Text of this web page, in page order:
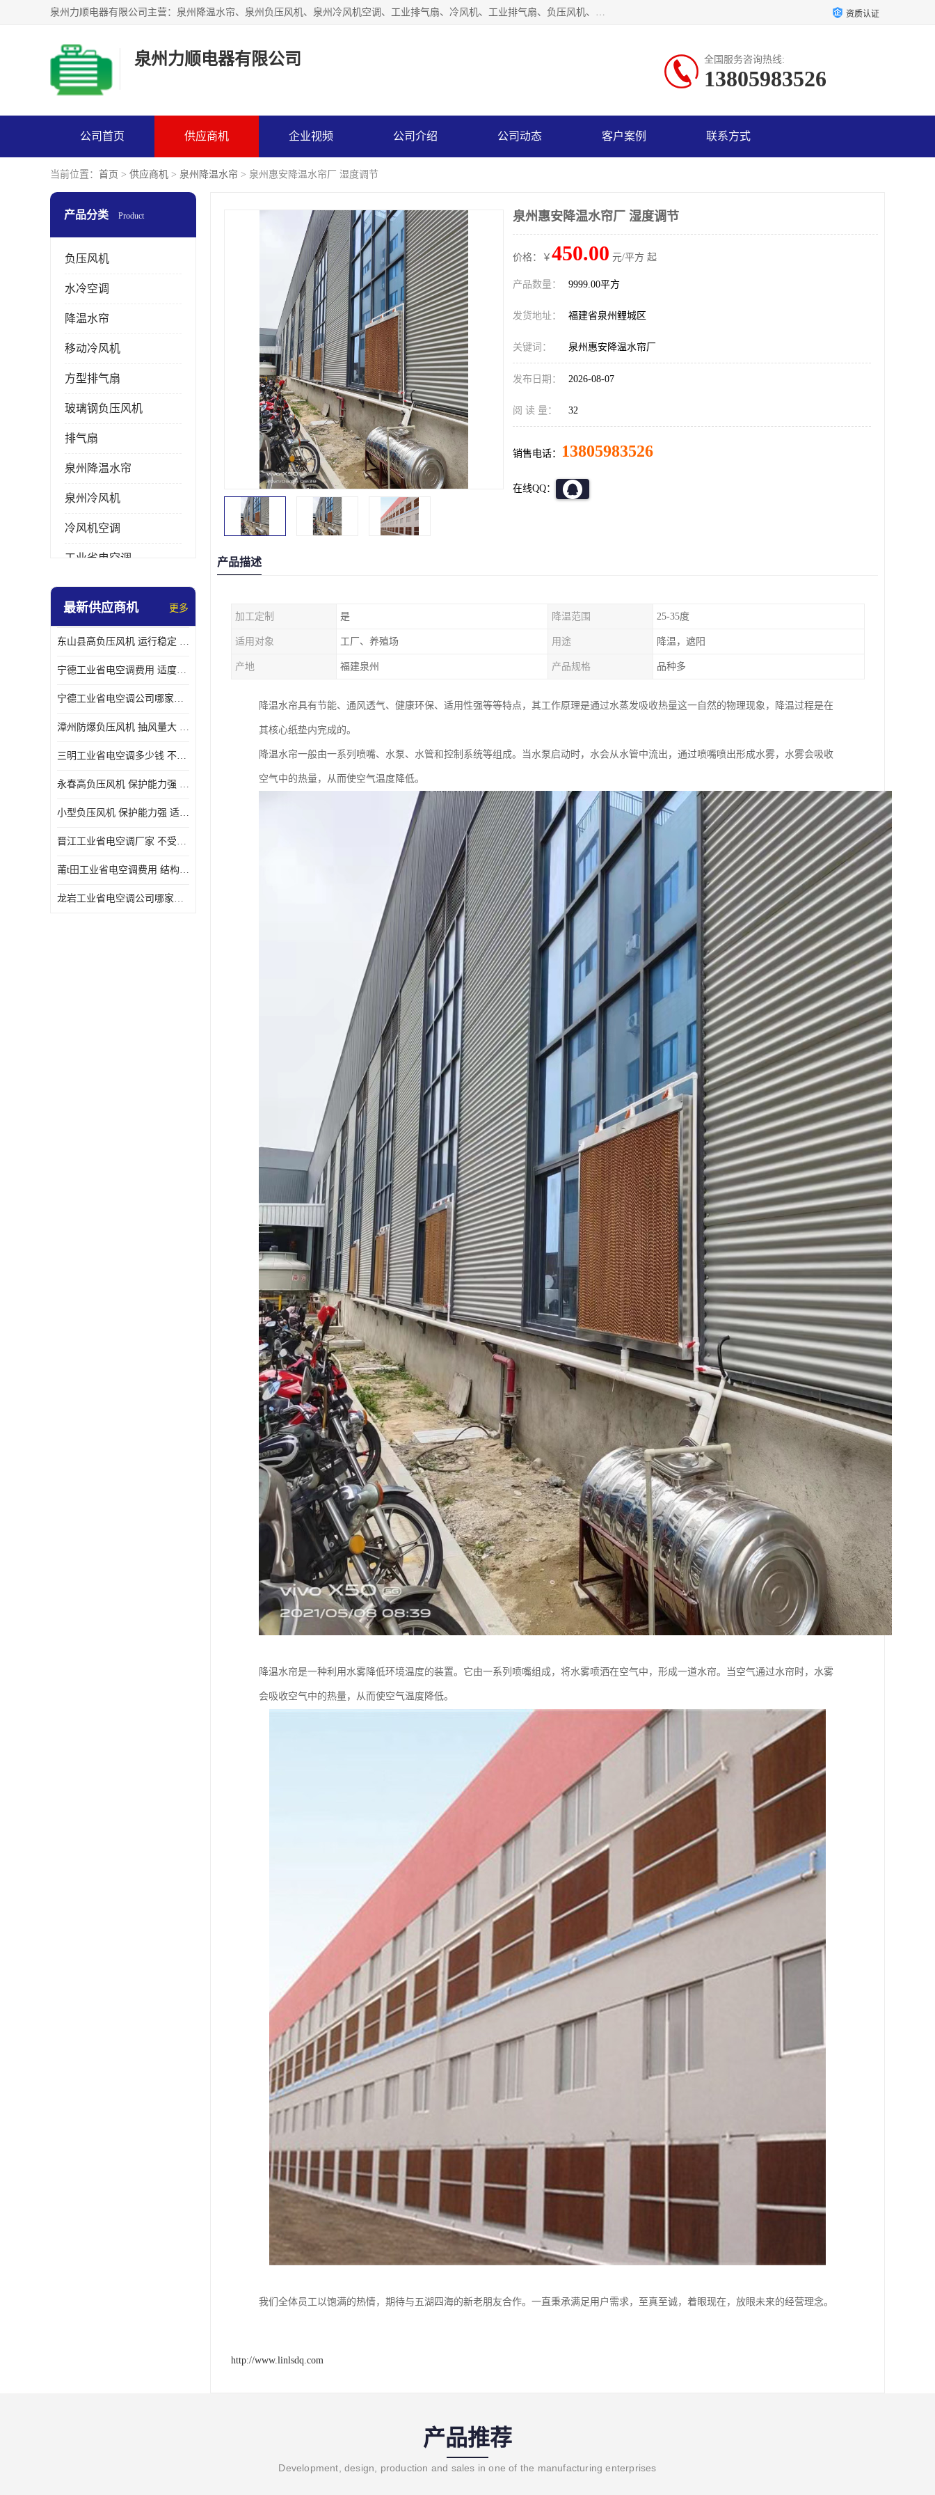
泉州力顺电器有限公司主营：泉州降温水帘、泉州负压风机、泉州冷风机空调、工业排气扇、冷风机、工业排气扇、负压风机、负压风机、水冷空调、降温水帘等产品。为用户解决了通风、降温、除味、除尘等难题，其环保、节能的理念与用户的实践检验结果相吻合，赢得了广大客户的信誉和青睐。 资质认证
泉州力顺电器有限公司 全国服务咨询热线:
13805983526
公司首页 供应商机 企业视频 公司介绍 公司动态 客户案例 联系方式
当前位置： 首页 > 供应商机 > 泉州降温水帘 > 泉州惠安降温水帘厂 湿度调节
产品分类 Product
负压风机
水冷空调
降温水帘
移动冷风机
方型排气扇
玻璃钢负压风机
排气扇
泉州降温水帘
泉州冷风机
冷风机空调
工业省电空调
工业大吊扇
最新供应商机 更多
东山县高负压风机 运行稳定 耐高温 防腐蚀
宁德工业省电空调费用 适度较高 节省占用空间
宁德工业省电空调公司哪家好 适度较高 结构紧凑 美观
漳州防爆负压风机 抽风量大 通风降温效果好
三明工业省电空调多少钱 不受管长限制 保持空气湿润
永春高负压风机 保护能力强 体积大 风道大
小型负压风机 保护能力强 适用面积广
晋江工业省电空调厂家 不受管长限制 节省占用空间
莆t田工业省电空调费用 结构紧凑 美观 能耗低 噪音小
龙岩工业省电空调公司哪家好 适应性强 维护简单
泉州惠安降温水帘厂 湿度调节
价格：￥ 450.00 元/平方 起
产品数量： 9999.00平方
发货地址： 福建省泉州鲤城区
关键词： 泉州惠安降温水帘厂
发布日期： 2026-08-07
阅 读 量： 32
销售电话： 13805983526
在线QQ：
产品描述
加工定制 是 降温范围 25-35度
适用对象 工厂、养殖场 用途 降温，遮阳
产地 福建泉州 产品规格 品种多
降温水帘具有节能、通风透气、健康环保、适用性强等等特点，其工作原理是通过水蒸发吸收热量这一自然的物理现象，降温过程是在
其核心纸垫内完成的。
降温水帘一般由一系列喷嘴、水泵、水管和控制系统等组成。当水泵启动时，水会从水管中流出，通过喷嘴喷出形成水雾，水雾会吸收
空气中的热量，从而使空气温度降低。
降温水帘是一种利用水雾降低环境温度的装置。它由一系列喷嘴组成，将水雾喷洒在空气中，形成一道水帘。当空气通过水帘时，水雾
会吸收空气中的热量，从而使空气温度降低。
我们全体员工以饱满的热情，期待与五湖四海的新老朋友合作。一直秉承满足用户需求，至真至诚，着眼现在，放眼未来的经营理念。
http://www.linlsdq.com
产品推荐
Development, design, production and sales in one of the manufacturing enterprises